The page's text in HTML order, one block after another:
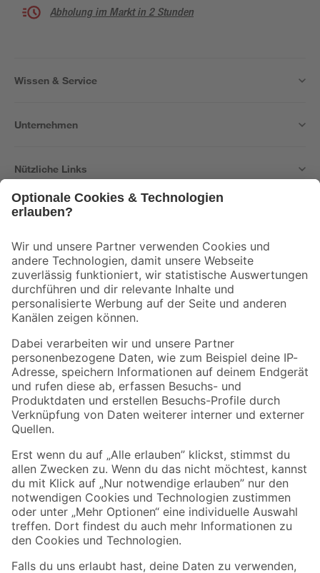
Abholung im Markt in 2 Stunden
Wissen & Service
Unternehmen
Nützliche Links
Der toom Newsletter: Keine Angebote und Aktionen mehr verpassen!
Zur Newsletter Anmeldung
Folge uns
Zahlungsarten Versandarten
Sicher einkaufen
Jetzt die toom-App herunterladen